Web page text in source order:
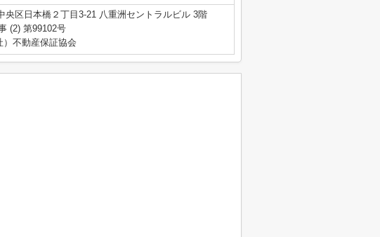
央区日本橋２丁目3-21 八重洲セントラルビル 3階
(2) 第99102号
不動産保証協会